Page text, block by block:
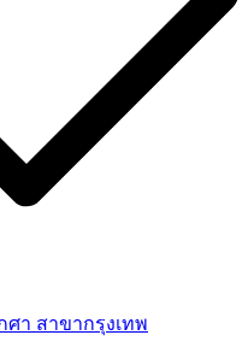
ศา สาขากรุงเทพ